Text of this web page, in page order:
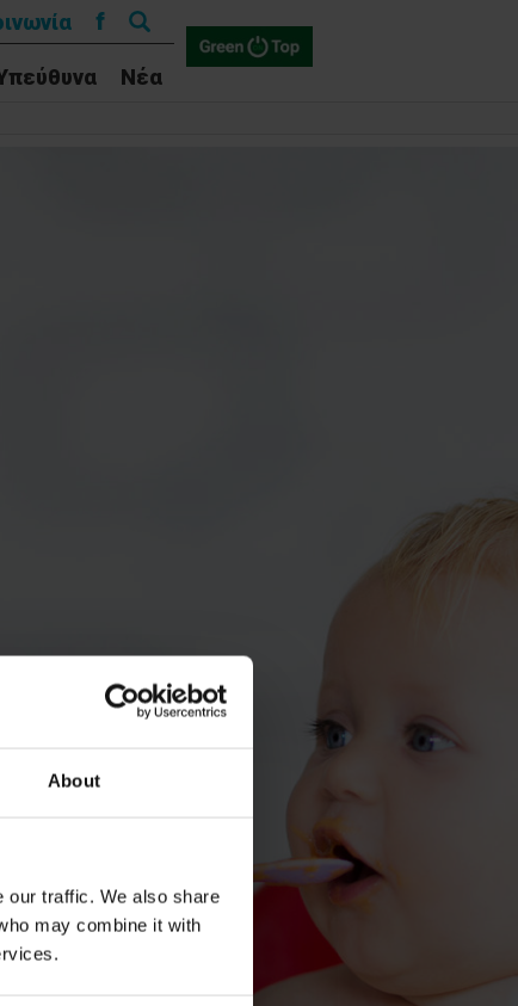
About
our traffic. We also share
may combine it with
f
Αναζήτηση
για:
Νέα